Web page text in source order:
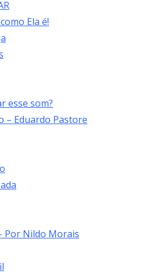
Ela é!
esse som?
– Eduardo Pastore
Por Nildo Morais